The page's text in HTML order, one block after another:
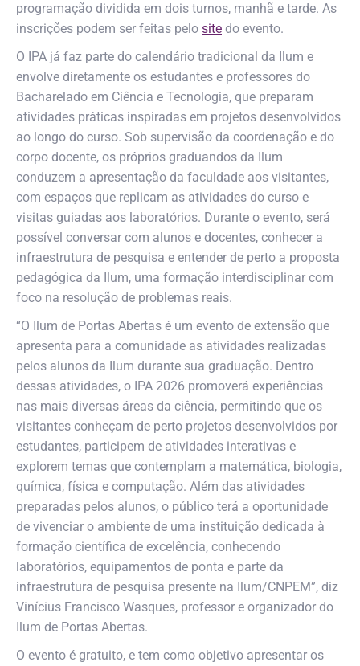
programação dividida em dois turnos, manhã e tarde. As
inscrições podem ser feitas pelo site do evento.
O IPA já faz parte do calendário tradicional da Ilum e
envolve diretamente os estudantes e professores do
Bacharelado em Ciência e Tecnologia, que preparam
atividades práticas inspiradas em projetos desenvolvidos
ao longo do curso. Sob supervisão da coordenação e do
corpo docente, os próprios graduandos da Ilum
conduzem a apresentação da faculdade aos visitantes,
com espaços que replicam as atividades do curso e
visitas guiadas aos laboratórios. Durante o evento, será
possível conversar com alunos e docentes, conhecer a
infraestrutura de pesquisa e entender de perto a proposta
pedagógica da Ilum, uma formação interdisciplinar com
foco na resolução de problemas reais.
“O Ilum de Portas Abertas é um evento de extensão que
apresenta para a comunidade as atividades realizadas
pelos alunos da Ilum durante sua graduação. Dentro
dessas atividades, o IPA 2026 promoverá experiências
nas mais diversas áreas da ciência, permitindo que os
visitantes conheçam de perto projetos desenvolvidos por
estudantes, participem de atividades interativas e
explorem temas que contemplam a matemática, biologia,
química, física e computação. Além das atividades
preparadas pelos alunos, o público terá a oportunidade
de vivenciar o ambiente de uma instituição dedicada à
formação científica de excelência, conhecendo
laboratórios, equipamentos de ponta e parte da
infraestrutura de pesquisa presente na Ilum/CNPEM”, diz
Vinícius Francisco Wasques, professor e organizador do
Ilum de Portas Abertas.
O evento é gratuito, e tem como objetivo apresentar os